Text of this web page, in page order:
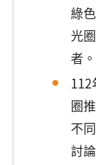
綠
光
者。
112
圈
不
討